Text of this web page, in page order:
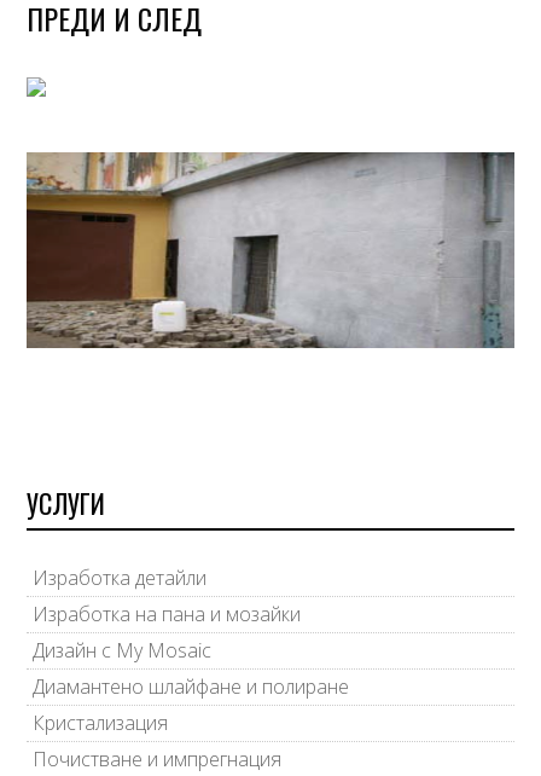
ПРЕДИ И СЛЕД
УСЛУГИ
Изработка детайли
Изработка на пана и мозайки
Дизайн с My Mosaic
Диамантено шлайфане и полиране
Кристализация
Почистване и импрегнация